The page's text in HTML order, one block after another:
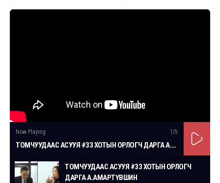
Now Playing 1 /5
ТОМЧУУДААС АСУУЯ #33 ХОТЫН ОРЛОГЧ ДАРГА А.АМАРТҮВШИН
ТОМЧУУДААС АСУУЯ #33 ХОТЫН ОРЛОГЧ
ДАРГА А.АМАРТҮВШИН